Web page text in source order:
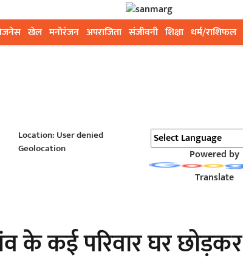
खेल मनोरंजन अपराजिता संजीवनी शिक्षा धर्म/राशिफल
Location: User denied
Geolocation
Powered by
Translate
के कई परिवार घर छोड़कर